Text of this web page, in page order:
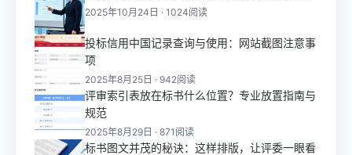
2025年10月24日 · 1024阅读
投标信用中国记录查询与使用：网站截图注意事
项
2025年8月25日 · 942阅读
评审索引表放在标书什么位置？专业放置指南与
规范
2025年8月29日 · 871阅读
标书图文并茂的秘诀：这样排版，让评委一眼看